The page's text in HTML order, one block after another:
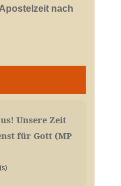
nach
Unsere Zeit
für Gott (MP